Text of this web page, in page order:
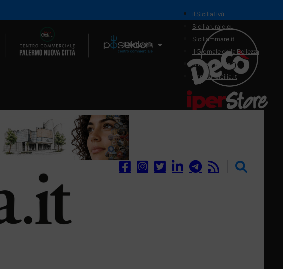
Il Network
il SiciliaTivù
Siciliarurale.eu
Siciliammare.it
Il Giornale della Bellezza
Siciliamedica.it
Sanitainsicilia.it